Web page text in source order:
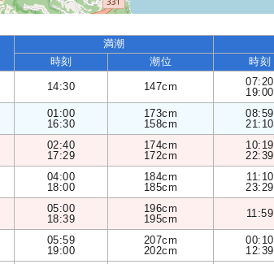
満潮
時刻 潮位 時刻
14:30 147cm
07:20
19:00
01:00
16:30
173cm
158cm
08:59
21:10
02:40
17:29
174cm
172cm
10:19
22:39
04:00
18:00
184cm
185cm
11:10
23:29
05:00
18:39
196cm
195cm
11:59
05:59
19:00
207cm
202cm
00:10
12:39